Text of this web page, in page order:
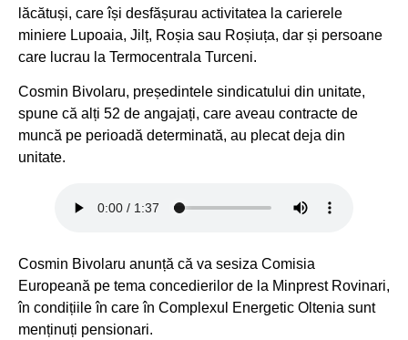
lăcătuși, care își desfășurau activitatea la carierele
miniere Lupoaia, Jilț, Roșia sau Roșiuța, dar și persoane
care lucrau la Termocentrala Turceni.
Cosmin Bivolaru, președintele sindicatului din unitate,
spune că alți 52 de angajați, care aveau contracte de
muncă pe perioadă determinată, au plecat deja din
unitate.
Cosmin Bivolaru anunță că va sesiza Comisia
Europeană pe tema concedierilor de la Minprest Rovinari,
în condițiile în care în Complexul Energetic Oltenia sunt
menținuți pensionari.